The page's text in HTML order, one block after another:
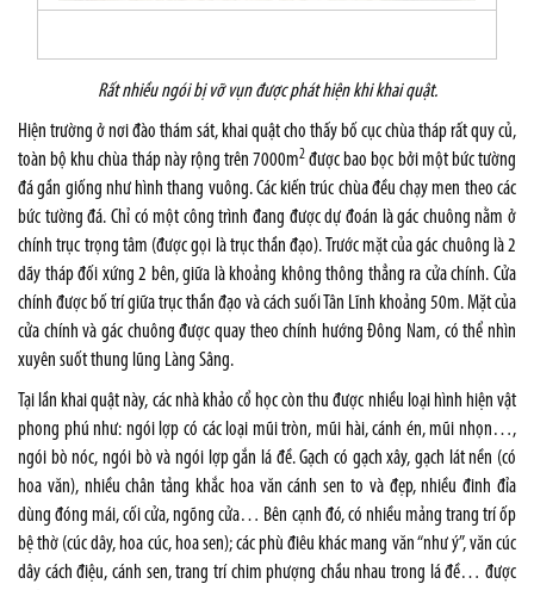
Rất nhiều ngói bị vỡ vụn được phát hiện khi khai quật.
Hiện trường ở nơi đào thám sát, khai quật cho thấy bố cục chùa tháp rất quy củ,
toàn bộ khu chùa tháp này rộng trên 7000m2 được bao bọc bởi một bức tường
đá gần giống như hình thang vuông. Các kiến trúc chùa đều chạy men theo các
bức tường đá. Chỉ có một công trình đang được dự đoán là gác chuông nằm ở
chính trục trọng tâm (được gọi là trục thần đạo). Trước mặt của gác chuông là 2
dãy tháp đối xứng 2 bên, giữa là khoảng không thông thẳng ra cửa chính. Cửa
chính được bố trí giữa trục thần đạo và cách suối Tân Lĩnh khoảng 50m. Mặt của
cửa chính và gác chuông được quay theo chính hướng Đông Nam, có thể nhìn
xuyên suốt thung lũng Làng Sâng.
Tại lần khai quật này, các nhà khảo cổ học còn thu được nhiều loại hình hiện vật
phong phú như: ngói lợp có các loại mũi tròn, mũi hài, cánh én, mũi nhọn…,
ngói bò nóc, ngói bò và ngói lợp gắn lá đề. Gạch có gạch xây, gạch lát nền (có
hoa văn), nhiều chân tảng khắc hoa văn cánh sen to và đẹp, nhiều đinh đỉa
dùng đóng mái, cối cửa, ngõng cửa… Bên cạnh đó, có nhiều mảng trang trí ốp
bệ thờ (cúc dây, hoa cúc, hoa sen); các phù điêu khác mang văn “như ý”, văn cúc
dây cách điệu, cánh sen, trang trí chim phượng chầu nhau trong lá đề… được